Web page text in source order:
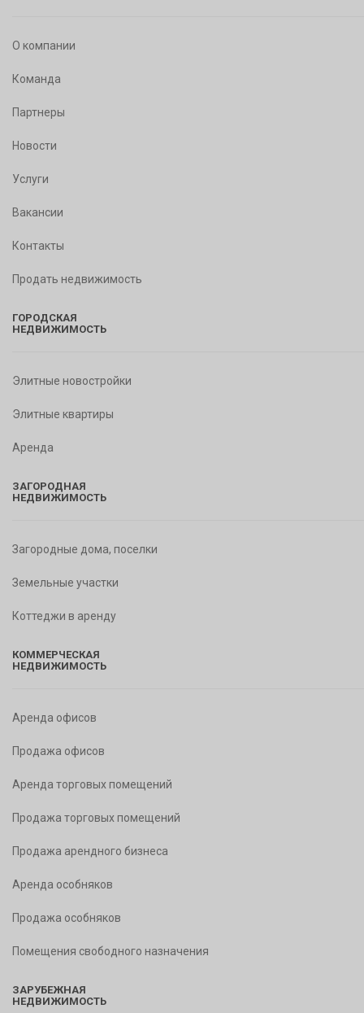
О компании
Команда
Партнеры
Новости
Услуги
Вакансии
Контакты
Продать недвижимость
ГОРОДСКАЯ
НЕДВИЖИМОСТЬ
Элитные новостройки
Элитные квартиры
Аренда
ЗАГОРОДНАЯ
НЕДВИЖИМОСТЬ
Загородные дома, поселки
Земельные участки
Коттеджи в аренду
КОММЕРЧЕСКАЯ
НЕДВИЖИМОСТЬ
Аренда офисов
Продажа офисов
Аренда торговых помещений
Продажа торговых помещений
Продажа арендного бизнеса
Аренда особняков
Продажа особняков
Помещения свободного назначения
ЗАРУБЕЖНАЯ
НЕДВИЖИМОСТЬ